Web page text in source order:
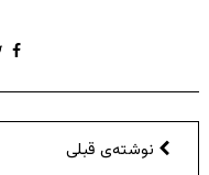
نوشته‌ی قبلی